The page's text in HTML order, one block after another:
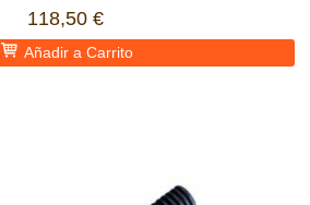
118,50 €
Añadir a Carrito